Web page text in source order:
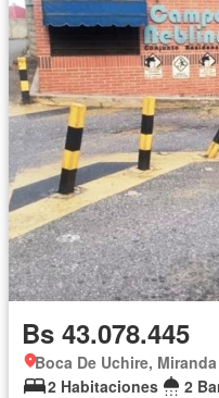
Bs 43.078.445
Boca De Uchire, Miranda
2 Habitaciones
2